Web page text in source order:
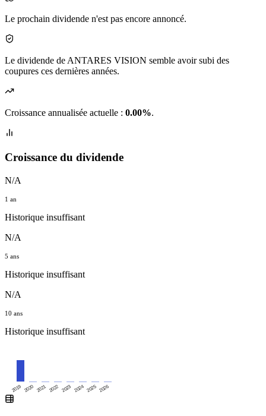
Le prochain dividende n'est pas encore annoncé.
Le dividende de ANTARES VISION semble avoir subi des
coupures ces dernières années.
Croissance annualisée actuelle : 0.00%.
Croissance du dividende
N/A
1 an
Historique insuffisant
N/A
5 ans
Historique insuffisant
N/A
10 ans
Historique insuffisant
2019 2020 2021 2022 2023 2024 2025 2026